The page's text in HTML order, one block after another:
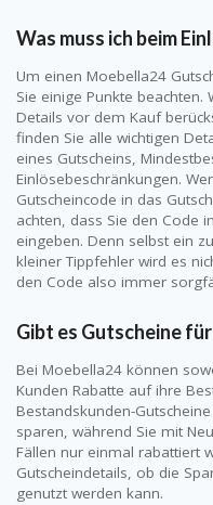
Was muss ich beim
Um einen Moebella24
Sie einige Punkte beachten.
Details vor dem Kauf
finden Sie alle wichtigen
eines Gutscheins,
Einlösebeschränkungen.
Gutscheincode in das
achten, dass Sie den Code
eingeben. Denn selbst ein
kleiner Tippfehler wird es
den Code also immer
Gibt es Gutscheine
Bei Moebella24 können
Kunden Rabatte auf ihre
Bestandskunden-
sparen, während Sie mit
Fällen nur einmal rabattiert
Gutscheindetails, ob die
genutzt werden kann.